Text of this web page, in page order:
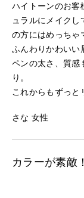
ハイトーンのお客
ュラルにメイク
の方にはめっちゃ
ふんわりかわいい
ペンの太さ、質感
り。
これからもずっと
さな 女性
カラーが素敵！